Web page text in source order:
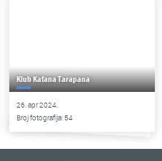
Klub Kafana Tarapana
26. apr 2024.
Broj fotografija: 54